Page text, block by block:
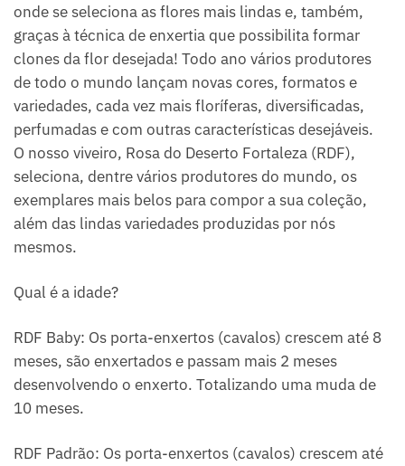
onde se seleciona as flores mais lindas e, também,
graças à técnica de enxertia que possibilita formar
clones da flor desejada! Todo ano vários produtores
de todo o mundo lançam novas cores, formatos e
variedades, cada vez mais floríferas, diversificadas,
perfumadas e com outras características desejáveis.
O nosso viveiro, Rosa do Deserto Fortaleza (RDF),
seleciona, dentre vários produtores do mundo, os
exemplares mais belos para compor a sua coleção,
além das lindas variedades produzidas por nós
mesmos.
Qual é a idade?
RDF Baby: Os porta-enxertos (cavalos) crescem até 8
meses, são enxertados e passam mais 2 meses
desenvolvendo o enxerto. Totalizando uma muda de
10 meses.
RDF Padrão: Os porta-enxertos (cavalos) crescem até